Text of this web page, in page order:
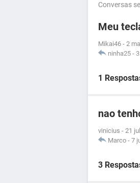
Conversas
Meu
Mikai46 - 2
ninha25 -
1
nao
vinicius - 21
Marco - 7
3